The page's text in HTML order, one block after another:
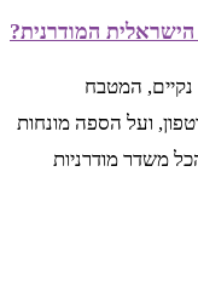
המודרנית?
המטבח
ועל הספה מונחות
משדר מודרניות